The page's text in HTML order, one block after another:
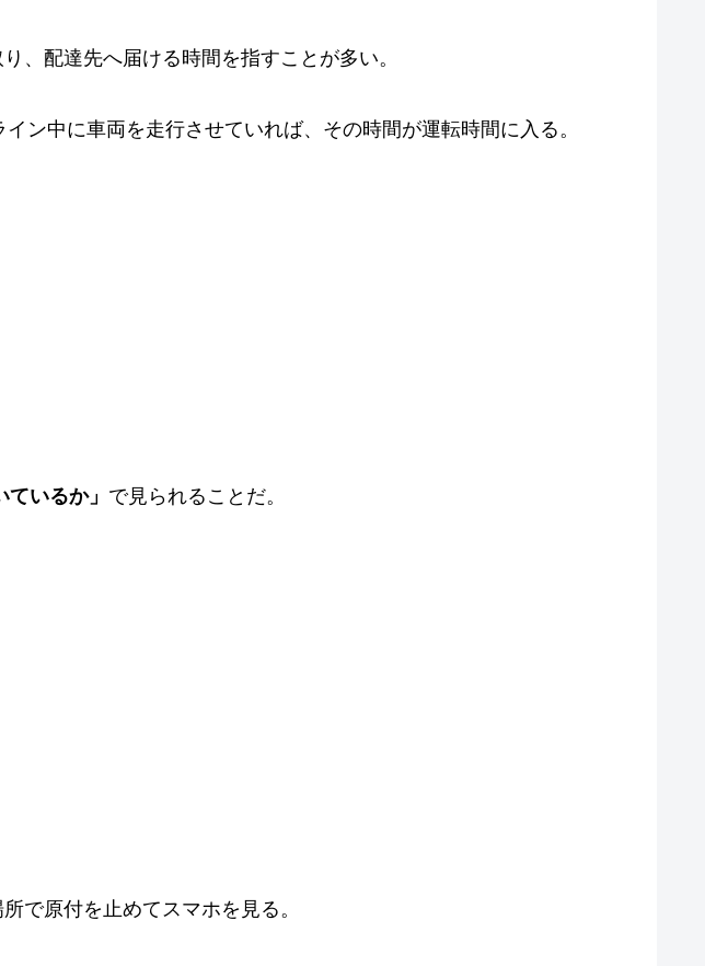
、配達先へ届ける時間を指すことが多い。
ン中に車両を走行させていれば、その時間が運転時間に入る。
いるか」 で見られることだ。
で原付を止めてスマホを見る。